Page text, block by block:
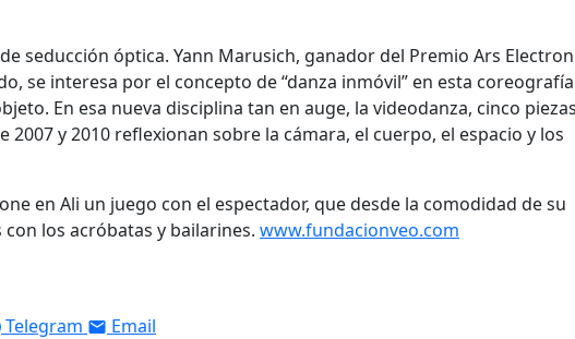
seducción óptica. Yann Marusich, ganador del Premio Ars
se interesa por el concepto de “danza inmóvil” en esta coreografía
En esa nueva disciplina tan en auge, la videodanza, cinco piezas
y 2010 reflexionan sobre la cámara, el cuerpo, el espacio y los
en Ali un juego con el espectador, que desde la comodidad de su
los acróbatas y bailarines. www.fundacionveo.com
Telegram Email